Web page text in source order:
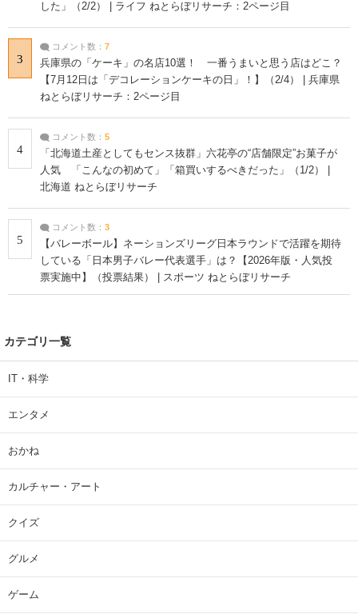
した」（2/2） | ライフ ねとらぼリサーチ：2ページ目
3
コメント数： 7
兵庫県の「ケーキ」の名店10選！ 一番うまいと思う店はどこ？
【7月12日は「デコレーションケーキの日」！】（2/4） | 兵庫県
ねとらぼリサーチ：2ページ目
4
コメント数： 5
「北海道土産としてもセンス抜群」六花亭の“店舗限定”お菓子が
人気 「こんなの初めて」「箱買いするべきだった」（1/2） |
北海道 ねとらぼリサーチ
5
コメント数： 3
【バレーボール】ネーションズリーグ日本ラウンドで活躍を期待
している「日本男子バレー代表選手」は？【2026年版・人気投
票実施中】（投票結果） | スポーツ ねとらぼリサーチ
カテゴリ一覧
IT・科学
エンタメ
おかね
カルチャー・アート
クイズ
グルメ
ゲーム